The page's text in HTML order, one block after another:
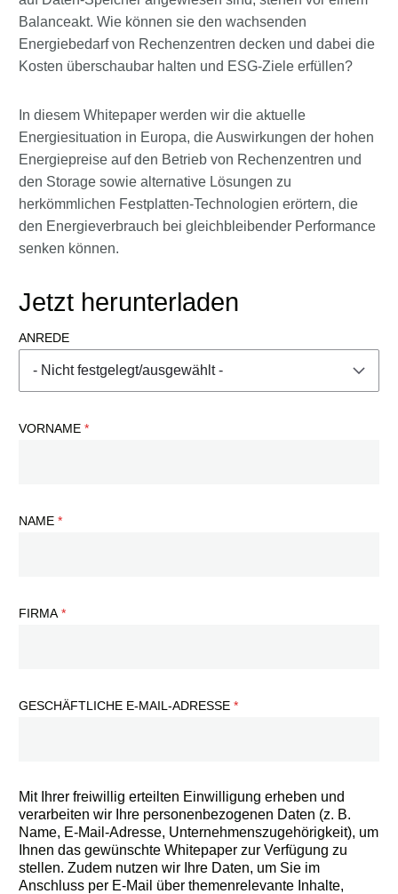
Balanceakt. Wie können sie den wachsenden
Energiebedarf von Rechenzentren decken und dabei die
Kosten überschaubar halten und ESG-Ziele erfüllen?
In diesem Whitepaper werden wir die aktuelle
Energiesituation in Europa, die Auswirkungen der hohen
Energiepreise auf den Betrieb von Rechenzentren und
den Storage sowie alternative Lösungen zu
herkömmlichen Festplatten-Technologien erörtern, die
den Energieverbrauch bei gleichbleibender Performance
senken können.
Jetzt herunterladen
ANREDE
VORNAME
NAME
FIRMA
GESCHÄFTLICHE E-MAIL-ADRESSE
Mit Ihrer freiwillig erteilten Einwilligung erheben und
verarbeiten wir Ihre personenbezogenen Daten (z. B.
Name, E-Mail-Adresse, Unternehmenszugehörigkeit), um
Ihnen das gewünschte Whitepaper zur Verfügung zu
stellen. Zudem nutzen wir Ihre Daten, um Sie im
Anschluss per E-Mail über themenrelevante Inhalte,